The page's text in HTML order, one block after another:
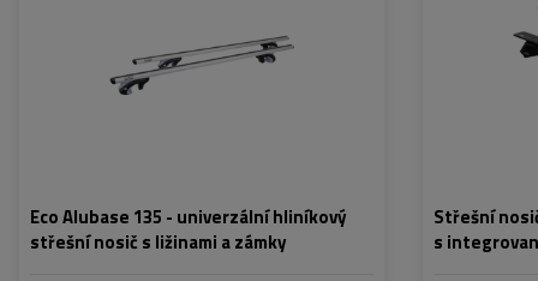
Eco Alubase 135 - univerzální hliníkový
střešní nosič s ližinami a zámky
Střešní
s